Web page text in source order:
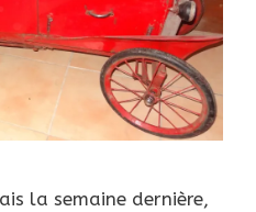
la semaine dernière,